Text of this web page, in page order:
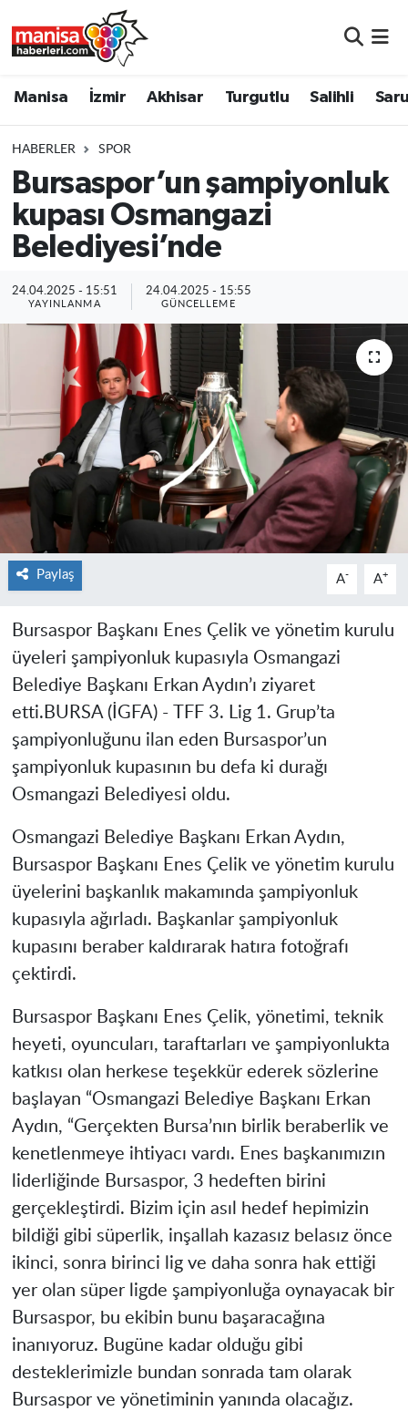
Manisa İzmir Akhisar Turgutlu Salihli
HABERLER SPOR
Bursaspor’un şampiyonluk
kupası Osmangazi
Belediyesi’nde
24.04.2025 - 15:51
YAYINLANMA
24.04.2025 - 15:55
GÜNCELLEME
Paylaş A- A+
Bursaspor Başkanı Enes Çelik ve yönetim kurulu
üyeleri şampiyonluk kupasıyla Osmangazi
Belediye Başkanı Erkan Aydın’ı ziyaret
etti. BURSA (İGFA) -
TFF 3. Lig 1. Grup’ta
şampiyonluğunu ilan eden Bursaspor’un
şampiyonluk kupasının bu defa ki durağı
Osmangazi Belediyesi oldu.
Osmangazi Belediye Başkanı Erkan Aydın,
Bursaspor Başkanı Enes Çelik ve yönetim kurulu
üyelerini başkanlık makamında şampiyonluk
kupasıyla ağırladı. Başkanlar şampiyonluk
kupasını beraber kaldırarak hatıra fotoğrafı
çektirdi.
Bursaspor Başkanı Enes Çelik, yönetimi, teknik
heyeti, oyuncuları, taraftarları ve şampiyonlukta
katkısı olan herkese teşekkür ederek sözlerine
başlayan “Osmangazi Belediye Başkanı Erkan
Aydın, “Gerçekten Bursa’nın birlik beraberlik ve
kenetlenmeye ihtiyacı vardı. Enes başkanımızın
liderliğinde Bursaspor, 3 hedeften birini
gerçekleştirdi. Bizim için asıl hedef hepimizin
bildiği gibi süperlik, inşallah kazasız belasız önce
ikinci, sonra birinci lig ve daha sonra hak ettiği
yer olan süper ligde şampiyonluğa oynayacak bir
Bursaspor, bu ekibin bunu başaracağına
inanıyoruz. Bugüne kadar olduğu gibi
desteklerimizle bundan sonrada tam olarak
Bursaspor ve yönetiminin yanında olacağız.
Turgutlu
Salihli
Saruhanlı
Soma
Resmi İlanlar
Manisa Nöbetçi Eczaneler
Manisa Trafik Yoğunluk Haritası
Süper Lig Puan Durumu ve Fikstür
Tüm Manşetler
Son Dakika Haberleri
Haber Arşivi